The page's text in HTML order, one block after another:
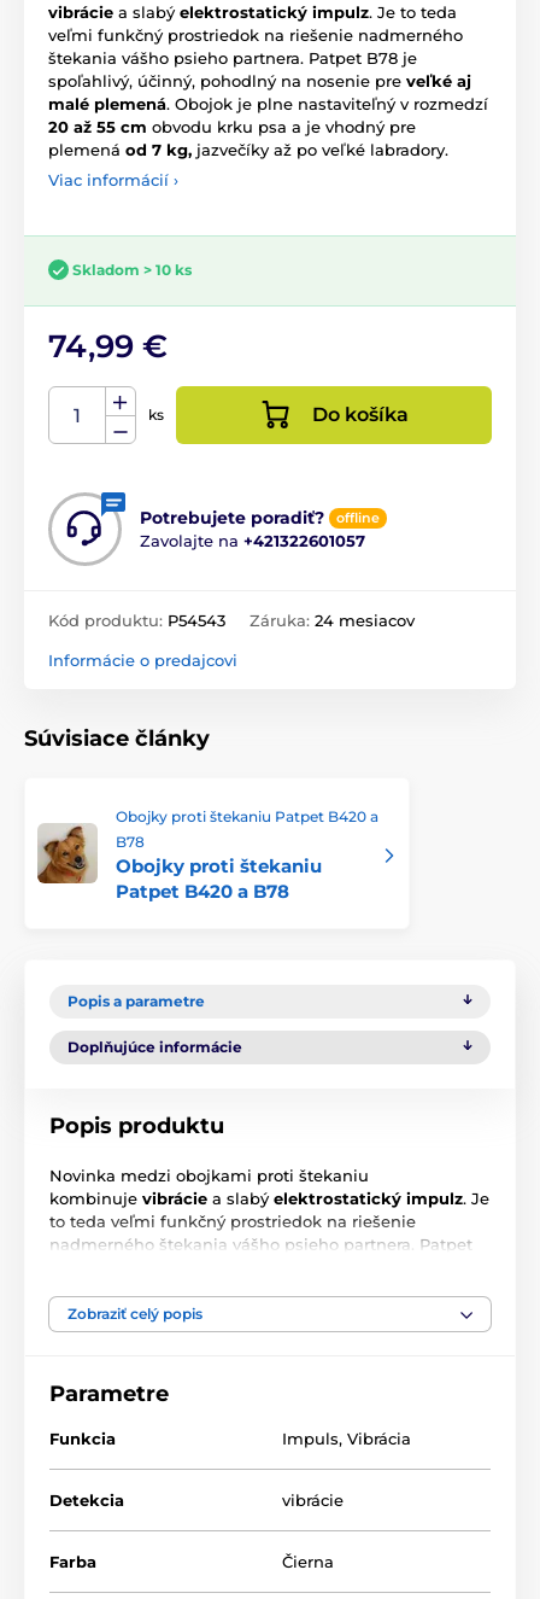
vibrácie a slabý elektrostatický impulz. Je to teda
veľmi funkčný prostriedok na riešenie nadmerného
štekania vášho psieho partnera. Patpet B78 je
spoľahlivý, účinný, pohodlný na nosenie pre veľké aj
malé plemená. Obojok je plne nastaviteľný v rozmedzí
20 až 55 cm obvodu krku psa a je vhodný pre
plemená od 7 kg, jazvečíky až po veľké labradory.
Viac informácií ›
Skladom > 10 ks
74,99 €
ks Do košíka
Potrebujete poradiť? offline
Zavolajte na +421322601057
Kód produktu: P54543 Záruka: 24 mesiacov
Informácie o predajcovi
Súvisiace články
Obojky proti štekaniu Patpet B420 a
B78
Obojky proti štekaniu
Patpet B420 a B78
Popis a parametre
Doplňujúce informácie
Popis produktu
Novinka medzi obojkami proti štekaniu
kombinuje vibrácie a slabý elektrostatický impulz. Je
to teda veľmi funkčný prostriedok na riešenie
nadmerného štekania vášho psieho partnera. Patpet
nastaviteľný v rozmedzí
obvodu krku psa
a je vhodný pre plemenáod 7 kg,jazvečíky až po
Zobraziť celý popis
Parametre
Funkcia Impuls, Vibrácia
Detekcia vibrácie
Farba Čierna